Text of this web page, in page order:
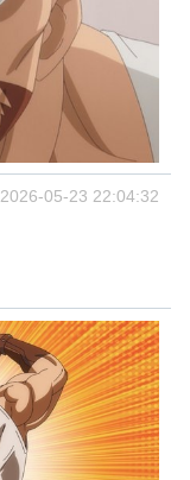
2026-05-23 22:04:32